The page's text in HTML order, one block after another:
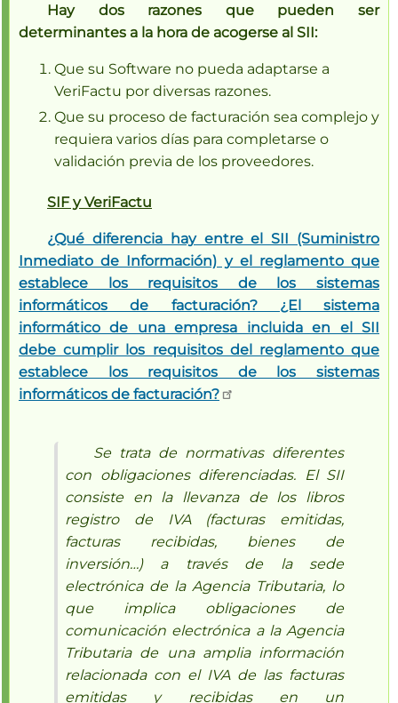
Hay dos razones que pueden ser
determinantes a la hora de acogerse al SII:
Que su Software no pueda adaptarse a
VeriFactu por diversas razones.
Que su proceso de facturación sea complejo y
requiera varios días para completarse o
validación previa de los proveedores.
SIF y VeriFactu
¿Qué diferencia hay entre el SII (Suministro
Inmediato de Información) y el reglamento que
establece los requisitos de los sistemas
informáticos de facturación? ¿El sistema
informático de una empresa incluida en el SII
debe cumplir los requisitos del reglamento que
establece los requisitos de los sistemas
informáticos de facturación?
Se trata de normativas diferentes
con obligaciones diferenciadas. El SII
consiste en la llevanza de los libros
registro de IVA (facturas emitidas,
facturas recibidas, bienes de
inversión…) a través de la sede
electrónica de la Agencia Tributaria, lo
que implica obligaciones de
comunicación electrónica a la Agencia
Tributaria de una amplia información
relacionada con el IVA de las facturas
emitidas y recibidas en un